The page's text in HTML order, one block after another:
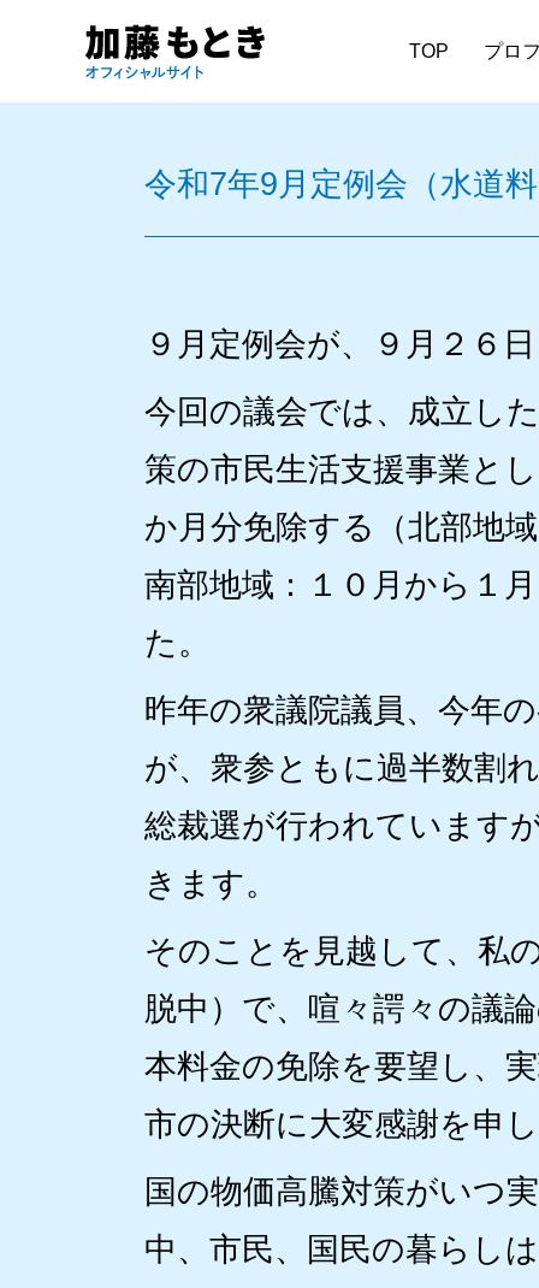
TOP プロ
令和7年9月定例会（水道
９月定例会が、９月２６
今回の議会では、成立し
策の市民生活支援事業と
か月分免除する（北部地
南部地域：１０月から１
た。
昨年の衆議院議員、今年
が、衆参ともに過半数割
総裁選が行われています
きます。
そのことを見越して、私
脱中）で、喧々諤々の議
本料金の免除を要望し、
市の決断に大変感謝を申
国の物価高騰対策がいつ
中、市民、国民の暮らし